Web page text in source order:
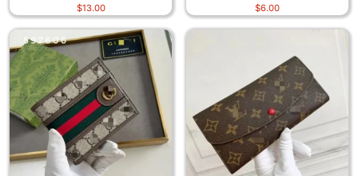
$13.00 $6.00